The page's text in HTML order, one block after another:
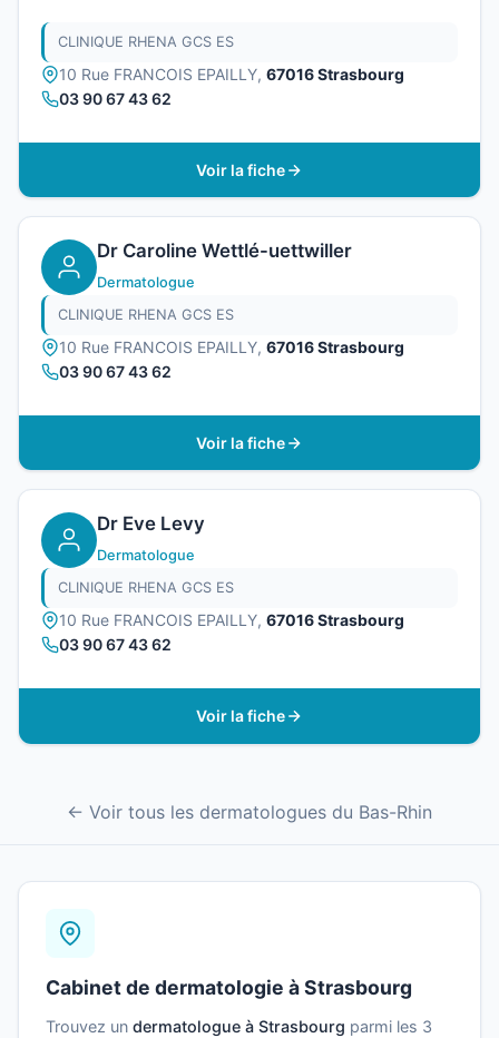
CLINIQUE RHENA GCS ES
10 Rue FRANCOIS EPAILLY, 67016 Strasbourg
03 90 67 43 62
Voir la fiche
Dr Caroline Wettlé-uettwiller
Dermatologue
CLINIQUE RHENA GCS ES
10 Rue FRANCOIS EPAILLY, 67016 Strasbourg
03 90 67 43 62
Voir la fiche
Dr Eve Levy
Dermatologue
CLINIQUE RHENA GCS ES
10 Rue FRANCOIS EPAILLY, 67016 Strasbourg
03 90 67 43 62
Voir la fiche
← Voir tous les dermatologues du Bas-Rhin
Cabinet de dermatologie à Strasbourg
Trouvez un dermatologue à Strasbourg parmi les 3